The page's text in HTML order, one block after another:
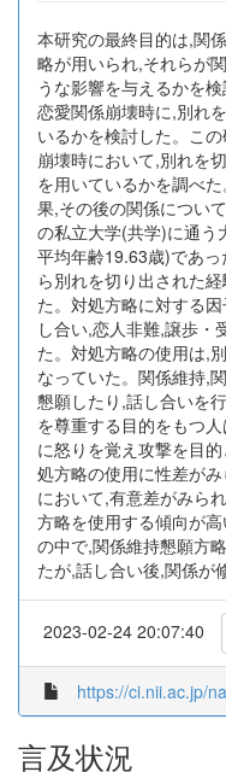
本研究の最終目的は,関
略が用いられ,それらが
うな影響を与えるかを
恋愛関係崩壊時に,別れ
いるかを検討した。こ
崩壊時において,別れを
を用いているかを調べ
果,その後の関係につい
の私立大学(共学)に通う
平均年齢19.63歳)であ
ら別れを切り出された
た。対処方略に対する
し合い,恋人非難,譲歩・
た。対処方略の使用は,
なっていた。関係維持,
懇願したり,話し合いを
を尊重する目的をもつ
に怒りを覚え攻撃を目
処方略の使用に性差が
において,有意差がみら
方略を使用する傾向が
の中で,関係維持懇願方
たが,話し合い後,関係が
2023-02-24 20:07:40
https://ci.nii.ac.jp/
言及状況